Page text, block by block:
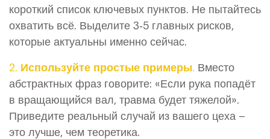
короткий список ключевых пунктов. Не пытайтесь
охватить всё. Выделите 3‑5 главных рисков,
которые актуальны именно сейчас.
2. Используйте простые примеры. Вместо
абстрактных фраз говорите: «Если рука попадёт
в вращающийся вал, травма будет тяжелой».
Приведите реальный случай из вашего цеха –
это лучше, чем теоретика.